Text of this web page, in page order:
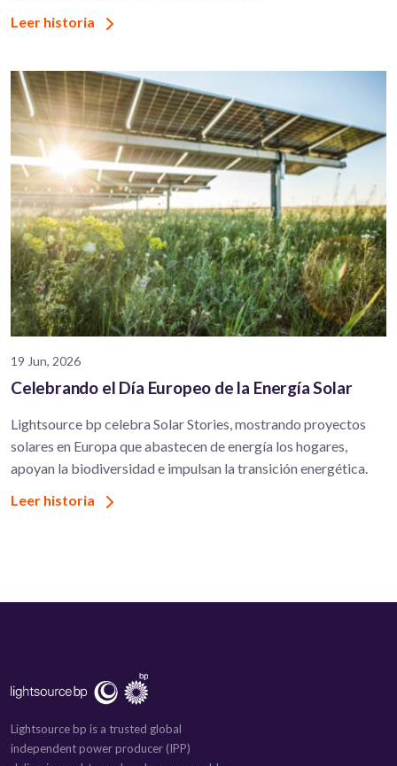
Leer historia
19 Jun, 2026
Celebrando el Día Europeo de la Energía Solar
Lightsource bp celebra Solar Stories, mostrando proyectos
solares en Europa que abastecen de energía los hogares,
apoyan la biodiversidad e impulsan la transición energética.
Leer historia
Lightsource bp is a trusted global
independent power producer (IPP)